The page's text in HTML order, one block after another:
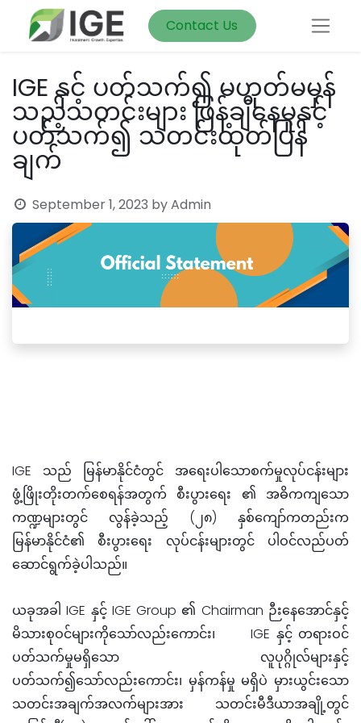
Contact Us
IGE နှင့် ပတ်သက်၍ မဟုတ်မမှန်
သည့်သတင်းများ ဖြန့်ချီနေမှုနှင့်
ပတ်သက်၍ သတင်းထုတ်ပြန်
ချက်
September 1, 2023 byAdmin
IGE သည် မြန်မာနိုင်ငံတွင် အရေးပါသောစက်မှုလုပ်ငန်းများ
ဖွံ့ဖြိုးတိုးတက်စေရန်အတွက် စီးပွားရေး ၏ အဓိကကျသော
ကဏ္ဍများတွင် လွန်ခဲ့သည့် (၂၈) နှစ်ကျော်ကတည်းက
မြန်မာနိုင်ငံ၏ စီးပွားရေး လုပ်ငန်းများတွင် ပါဝင်လည်ပတ်
ဆောင်ရွက်ခဲ့ပါသည်။
ယခုအခါ IGE နှင့် IGE Group ၏ Chairman ဉီးနေအောင်နှင့်
မိသားစုဝင်များကိုသော်လည်းကောင်း၊ IGE နှင့် တရားဝင်
ပတ်သက်မှုမရှိသော လူပုဂ္ဂိုလ်များနှင့်
ပတ်သက်၍သော်လည်းကောင်း၊ မှန်ကန်မှု မရှိပဲ မှားယွင်းသော
သတင်းအချက်အလက်များအား သတင်းမီဒီယာအချို့ တွင်